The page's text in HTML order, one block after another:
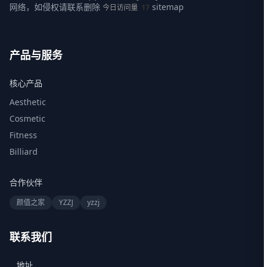
网络，如侵权请联系删除 今日访问量 17 sitemap
产品与服务
核心产品
Aesthetic
Cosmetic
Fitness
Billiard
合作伙伴
颜值之家 YZZJ yzzj
联系我们